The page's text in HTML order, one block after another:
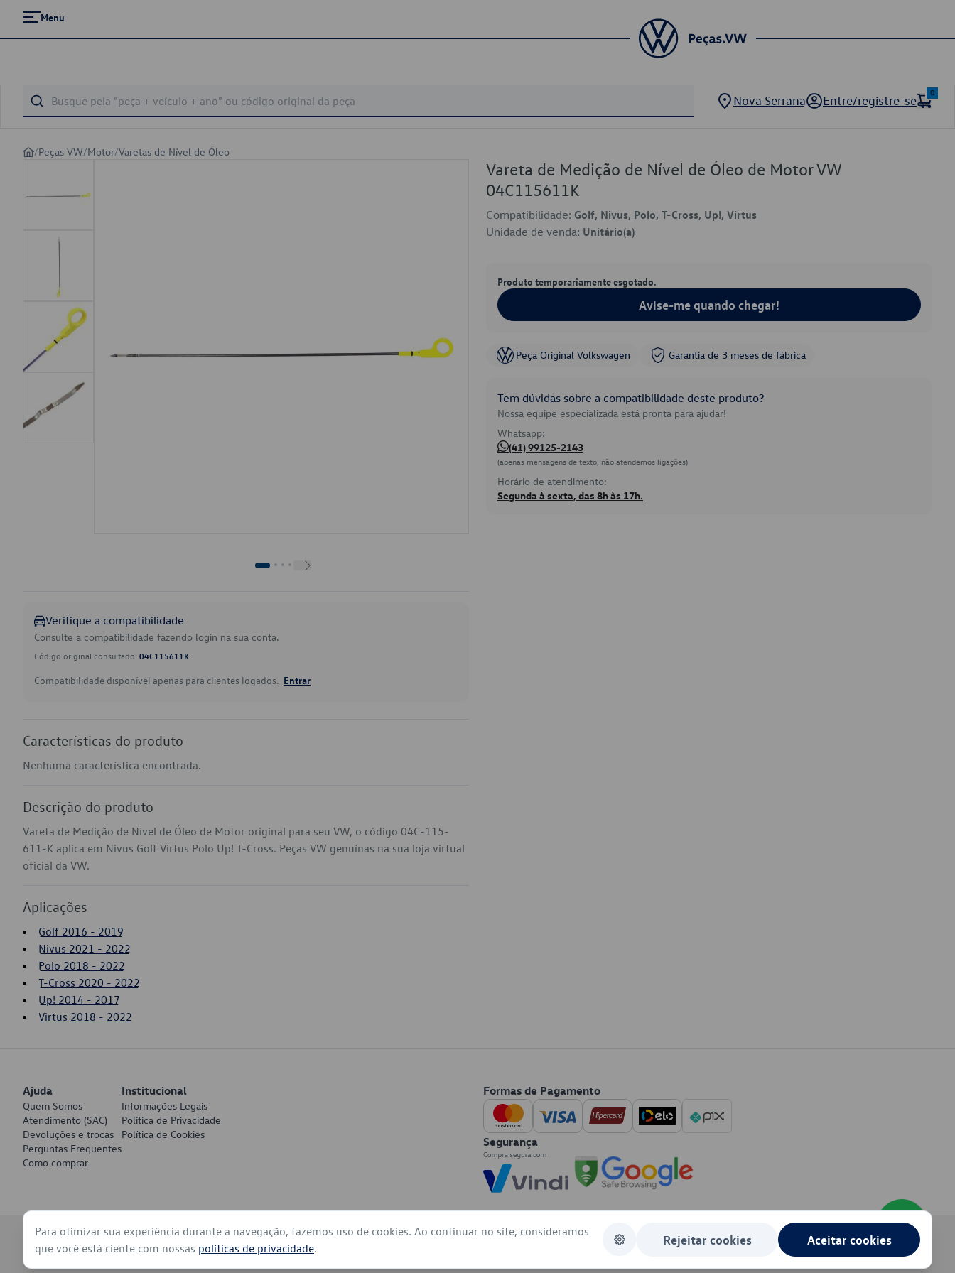
Menu
Nova Serrana Entre/registre-se
0
/Peças VW/Motor/Varetas de Nível de Óleo
Verifique a compatibilidade
Consulte a compatibilidade fazendo login na sua conta.
Código original consultado: 04C115611K
Compatibilidade disponível apenas para clientes logados. Entrar
Características do produto
Nenhuma característica encontrada.
Descrição do produto
Vareta de Medição de Nível de Óleo de Motor original para seu VW, o código 04C-115-
611-K aplica em Nivus Golf Virtus Polo Up! T-Cross. Peças VW genuínas na sua loja virtual
oficial da VW.
Aplicações
Golf 2016 - 2019
Nivus 2021 - 2022
Polo 2018 - 2022
T-Cross 2020 - 2022
Up! 2014 - 2017
Virtus 2018 - 2022
Vareta de Medição de Nível de Óleo de Motor VW
04C115611K
Compatibilidade: Golf, Nivus, Polo, T-Cross, Up!, Virtus
Unidade de venda: Unitário(a)
Produto temporariamente esgotado.
Avise-me quando chegar!
Peça Original Volkswagen Garantia de 3 meses de fábrica
Tem dúvidas sobre a compatibilidade deste produto?
Nossa equipe especializada está pronta para ajudar!
Whatsapp:
(41) 99125-2143
(apenas mensagens de texto, não atendemos ligações)
Horário de atendimento:
Segunda à sexta, das 8h às 17h.
Ajuda
Quem Somos
Atendimento (SAC)
Devoluções e trocas
Perguntas Frequentes
Como comprar
Institucional
Informações Legais
Política de Privacidade
Política de Cookies
Formas de Pagamento
Segurança
© 2026 - Volkswagen do Brasil - Todos os direitos reservados
Para otimizar sua experiência durante a navegação, fazemos uso de cookies. Ao continuar no site, consideramos
que você está ciente com nossas políticas de privacidade.
Rejeitar cookies Aceitar cookies